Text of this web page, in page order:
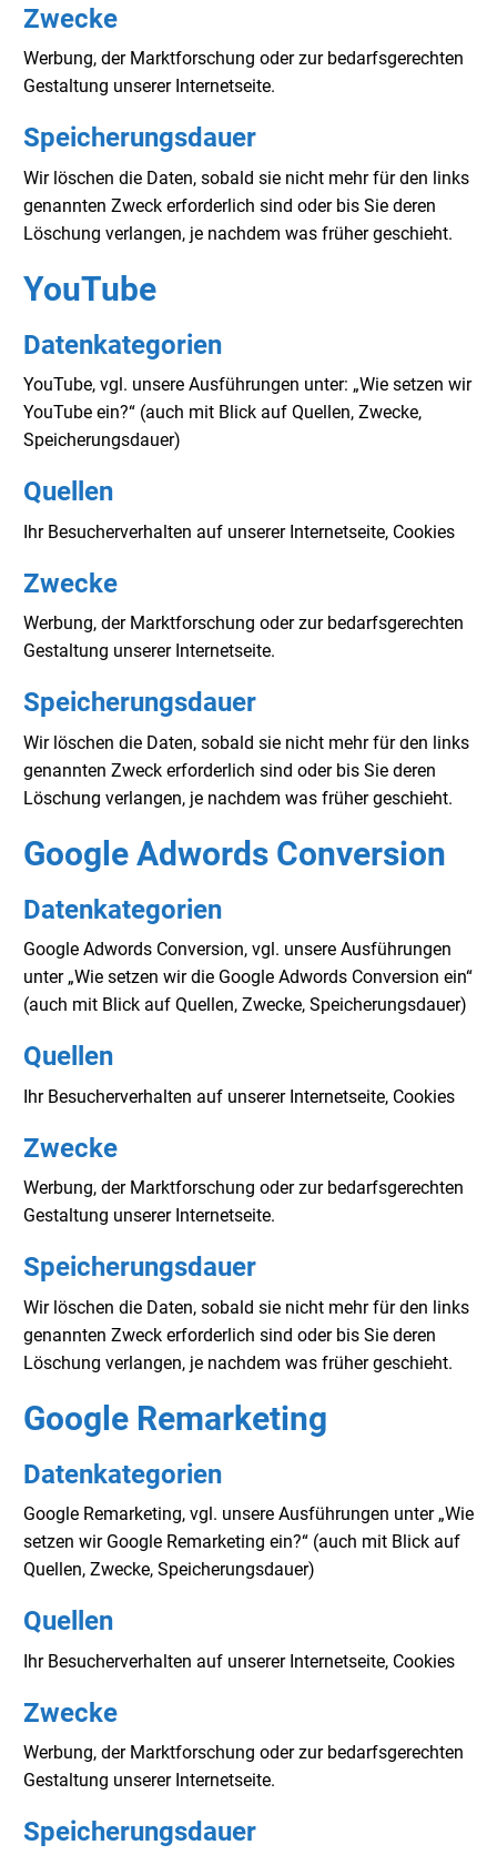
Zwecke
Werbung, der Marktforschung oder zur bedarfsgerechten
Gestaltung unserer Internetseite.
Speicherungsdauer
Wir löschen die Daten, sobald sie nicht mehr für den links
genannten Zweck erforderlich sind oder bis Sie deren
Löschung verlangen, je nachdem was früher geschieht.
YouTube
Datenkategorien
YouTube, vgl. unsere Ausführungen unter: „Wie setzen wir
YouTube ein?“ (auch mit Blick auf Quellen, Zwecke,
Speicherungsdauer)
Quellen
Ihr Besucherverhalten auf unserer Internetseite, Cookies
Zwecke
Werbung, der Marktforschung oder zur bedarfsgerechten
Gestaltung unserer Internetseite.
Speicherungsdauer
Wir löschen die Daten, sobald sie nicht mehr für den links
genannten Zweck erforderlich sind oder bis Sie deren
Löschung verlangen, je nachdem was früher geschieht.
Google Adwords Conversion
Datenkategorien
Google Adwords Conversion, vgl. unsere Ausführungen
unter „Wie setzen wir die Google Adwords Conversion ein“
(auch mit Blick auf Quellen, Zwecke, Speicherungsdauer)
Quellen
Ihr Besucherverhalten auf unserer Internetseite, Cookies
Zwecke
Werbung, der Marktforschung oder zur bedarfsgerechten
Gestaltung unserer Internetseite.
Speicherungsdauer
Wir löschen die Daten, sobald sie nicht mehr für den links
genannten Zweck erforderlich sind oder bis Sie deren
Löschung verlangen, je nachdem was früher geschieht.
Google Remarketing
Datenkategorien
Google Remarketing, vgl. unsere Ausführungen unter „Wie
setzen wir Google Remarketing ein?“ (auch mit Blick auf
Quellen, Zwecke, Speicherungsdauer)
Quellen
Ihr Besucherverhalten auf unserer Internetseite, Cookies
Zwecke
Werbung, der Marktforschung oder zur bedarfsgerechten
Gestaltung unserer Internetseite.
Speicherungsdauer